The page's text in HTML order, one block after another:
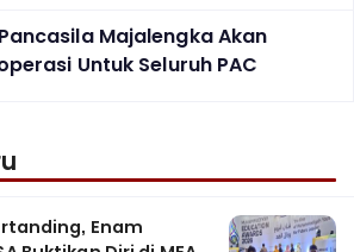
Majalengka Akan
Untuk Seluruh PAC
Enam